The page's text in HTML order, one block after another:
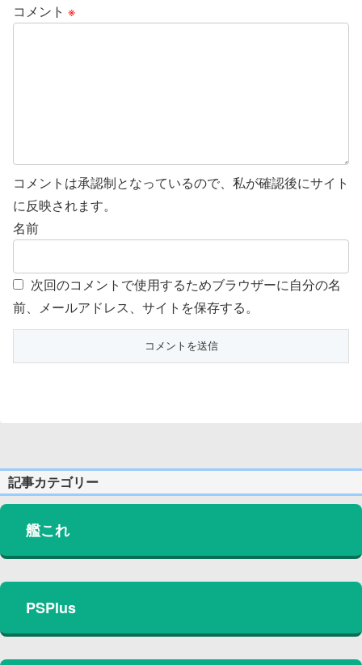
コメント ※
コメントは承認制となっているので、私が確認後にサイト
に反映されます。
名前
次回のコメントで使用するためブラウザーに自分の名
前、メールアドレス、サイトを保存する。
記事カテゴリー
艦これ
PSPlus